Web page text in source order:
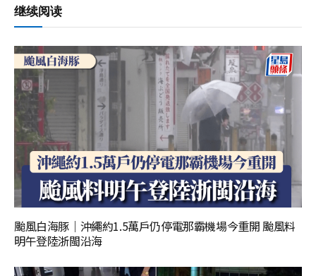
继续阅读
颱風白海豚｜沖繩約1.5萬戶仍停電那霸機場今重開 颱風料
明午登陸浙閩沿海